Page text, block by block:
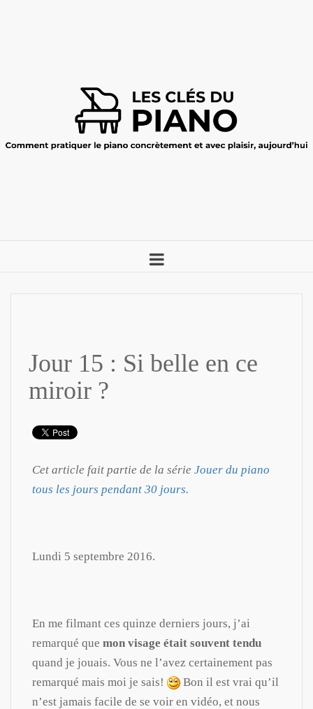
Jour 15 : Si belle en ce
miroir ?
Cet article fait partie de la série Jouer du piano
tous les jours pendant 30 jours.
Lundi 5 septembre 2016.
En me filmant ces quinze derniers jours, j’ai
remarqué que mon visage était souvent tendu
quand je jouais. Vous ne l’avez certainement pas
remarqué mais moi je sais!
Bon il est vrai qu’il
n’est jamais facile de se voir en vidéo, et nous